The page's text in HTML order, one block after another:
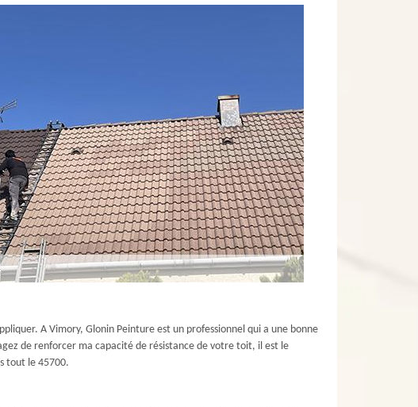
A Vimory, Glonin Peinture est un professionnel qui a une bonne
de renforcer ma capacité de résistance de votre toit, il est le
tout le 45700.